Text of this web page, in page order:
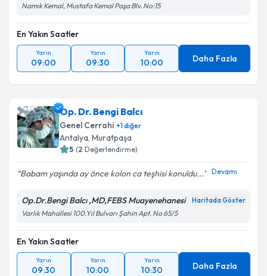
Namık Kemal, Mustafa Kemal Paşa Blv. No:15
En Yakın Saatler
Yarın
09:00
Yarın
09:30
Yarın
10:00 Daha Fazla
Op. Dr. Bengi Balcı
Genel Cerrahi +1diğer
Antalya, Muratpaşa
5 (2 Değerlendirme)
Babam yaşında ay önce kolon ca teşhisi konuldu... Devamı
Op.Dr.Bengi Balcı ,MD,FEBS Muayenehanesi Haritada Göster
Varlık Mahallesi 100.Yıl Bulvarı Şahin Apt. No 65/5
En Yakın Saatler
Yarın
09:30
Yarın
10:00
Yarın
10:30 Daha Fazla